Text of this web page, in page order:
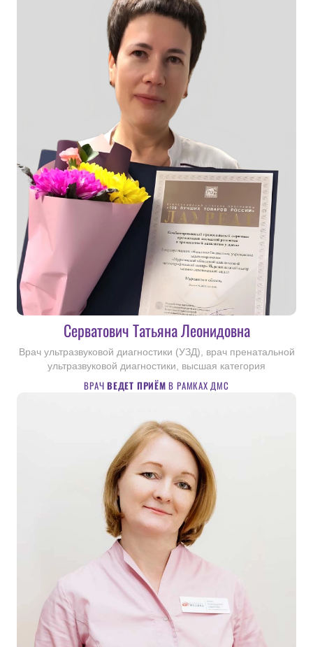
Серватович Татьяна Леонидовна
Врач ультразвуковой диагностики (УЗД), врач пренатальной
ультразвуковой диагностики, высшая категория
ВРАЧВЕДЕТ ПРИЁМ В РАМКАХ ДМС